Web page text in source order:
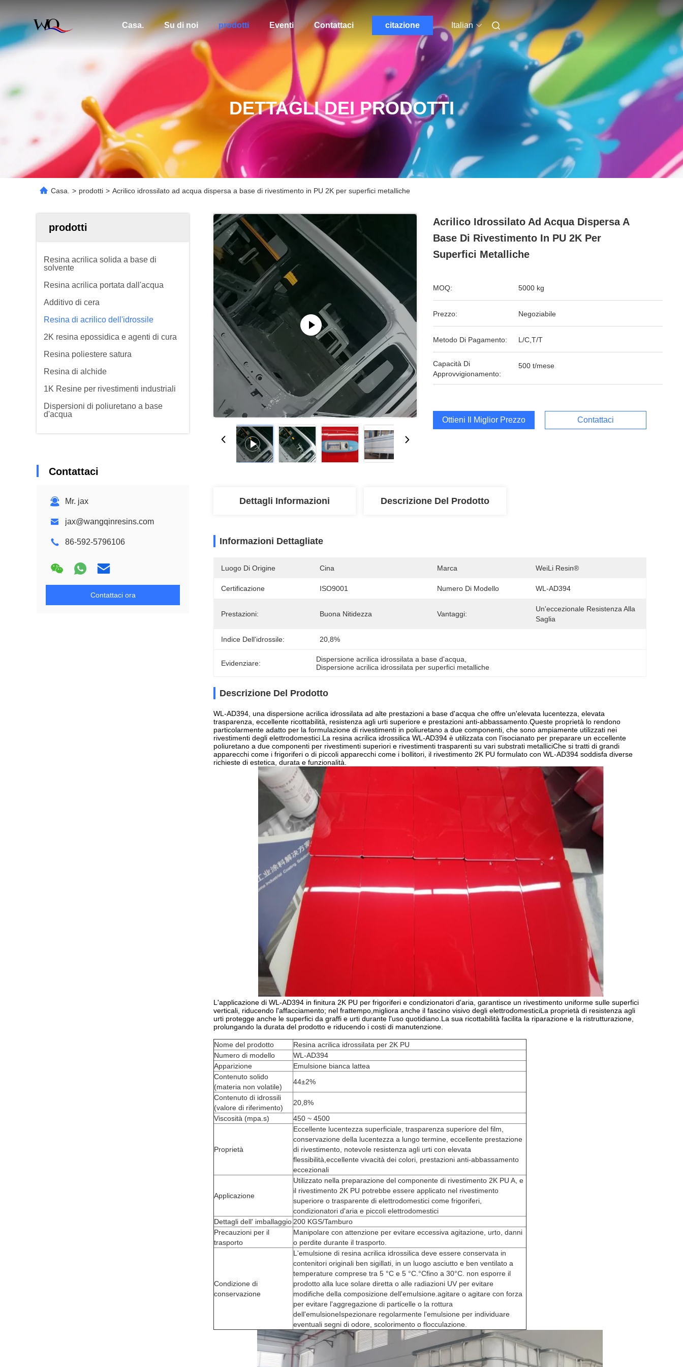
Casa. Su di noi prodotti Eventi Contattaci citazione Italian
DETTAGLI DEI PRODOTTI
Casa. > prodotti > Acrilico idrossilato ad acqua dispersa a base di rivestimento in PU 2K per superfici metalliche
prodotti
Resina acrilica solida a base di
solvente
Resina acrilica portata dall'acqua
Additivo di cera
Resina di acrilico dell'idrossile
2K resina epossidica e agenti di cura
Resina poliestere satura
Resina di alchide
1K Resine per rivestimenti industriali
Dispersioni di poliuretano a base
d'acqua
Contattaci
Mr. jax
jax@wangqinresins.com
86-592-5796106
Contattaci ora
Acrilico Idrossilato Ad Acqua Dispersa A
Base Di Rivestimento In PU 2K Per
Superfici Metalliche
MOQ: 5000 kg
Prezzo: Negoziabile
Metodo Di Pagamento: L/C,T/T
Capacità Di
Approvvigionamento:
500 t/mese
Ottieni Il Miglior Prezzo Contattaci
Dettagli Informazioni Descrizione Del Prodotto
Informazioni Dettagliate
Luogo Di Origine Cina Marca WeiLi Resin®
Certificazione ISO9001 Numero Di Modello WL-AD394
Prestazioni: Buona Nitidezza Vantaggi:
Un'eccezionale Resistenza Alla
Saglia
Indice Dell'idrossile: 20,8%
Evidenziare: Dispersione acrilica idrossilata a base d'acqua
Dispersione acrilica idrossilata per superfici metalliche
Descrizione Del Prodotto
WL-AD394, una dispersione acrilica idrossilata ad alte prestazioni a base d'acqua che offre un'elevata lucentezza, elevata
trasparenza, eccellente ricottabilità, resistenza agli urti superiore e prestazioni anti-abbassamento.Queste proprietà lo rendono
particolarmente adatto per la formulazione di rivestimenti in poliuretano a due componenti, che sono ampiamente utilizzati nei
rivestimenti degli elettrodomestici.La resina acrilica idrossilica WL-AD394 è utilizzata con l'isocianato per preparare un eccellente
poliuretano a due componenti per rivestimenti superiori e rivestimenti trasparenti su vari substrati metalliciChe si tratti di grandi
apparecchi come i frigoriferi o di piccoli apparecchi come i bollitori, il rivestimento 2K PU formulato con WL-AD394 soddisfa diverse
richieste di estetica, durata e funzionalità.
L'applicazione di WL-AD394 in finitura 2K PU per frigoriferi e condizionatori d'aria, garantisce un rivestimento uniforme sulle superfici
verticali, riducendo l'affacciamento; nel frattempo,migliora anche il fascino visivo degli elettrodomesticiLa proprietà di resistenza agli
urti protegge anche le superfici da graffi e urti durante l'uso quotidiano.La sua ricottabilità facilita la riparazione e la ristrutturazione,
prolungando la durata del prodotto e riducendo i costi di manutenzione.
Nome del prodotto
Resina acrilica idrossilata per 2K PU
Numero di modello
WL-AD394
Apparizione
Emulsione bianca lattea
Contenuto solido
(materia non volatile)
44±2%
Contenuto di idrossili
(valore di riferimento)
20,8%
Viscosità (mpa.s)
450 ~ 4500
Proprietà
Eccellente lucentezza superficiale, trasparenza superiore del film,
conservazione della lucentezza a lungo termine, eccellente prestazione
di rivestimento, notevole resistenza agli urti con elevata
flessibilità, eccellente vivacità dei colori, prestazioni anti-abbassamento
eccezionali
Applicazione
Utilizzato nella preparazione del componente di rivestimento 2K PU A, e
il rivestimento 2K PU potrebbe essere applicato nel rivestimento
superiore o trasparente di elettrodomestici come frigoriferi,
condizionatori d'aria e piccoli elettrodomestici
Dettagli dell' imballaggio 200 KGS/Tamburo
Precauzioni per il
trasporto
Manipolare con attenzione per evitare eccessiva agitazione, urto, danni
o perdite durante il trasporto.
Condizione di
conservazione
L'emulsione di resina acrilica idrossilica deve essere conservata in
contenitori originali ben sigillati, in un luogo asciutto e ben ventilato a
temperature comprese tra 5 °C e 5 °C. °Cfino a 30°C . non esporre il
prodotto alla luce solare diretta o alle radiazioni UV per evitare
modifiche della composizione dell'emulsione.agitare o agitare con forza
per evitare l'aggregazione di particelle o la rottura
dell'emulsioneIspezionare regolarmente l'emulsione per individuare
eventuali segni di odore, scolorimento o flocculazione.